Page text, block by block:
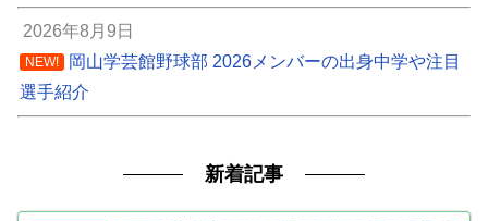
2026年8月9日
NEW!
岡山学芸館野球部 2026メンバーの出身中学や注目
選手紹介
新着記事